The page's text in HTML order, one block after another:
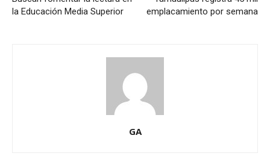
la Educación Media Superior
emplacamiento por semana
GA